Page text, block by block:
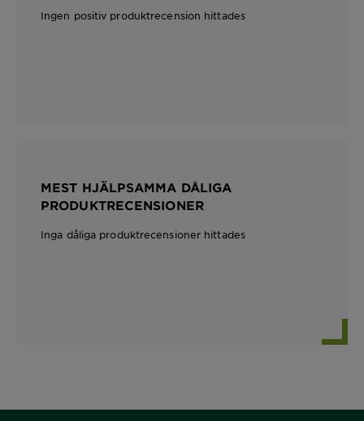
Ingen positiv produktrecension hittades
MEST HJÄLPSAMMA DÅLIGA
PRODUKTRECENSIONER
Inga dåliga produktrecensioner hittades